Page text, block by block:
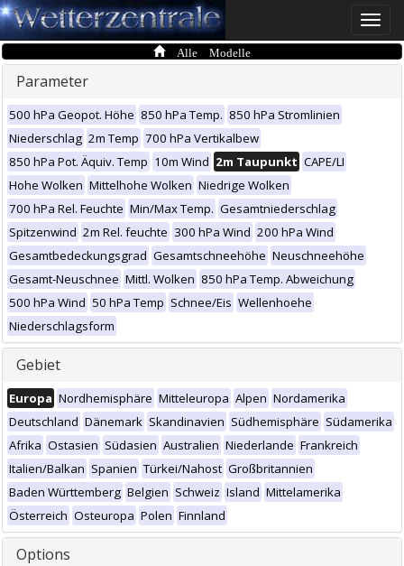
Toggle
Alle Modelle
Parameter
500 hPa Geopot. Höhe 850 hPa Temp. 850 hPa Stromlinien
Niederschlag 2m Temp 700 hPa Vertikalbew
850 hPa Pot. Äquiv. Temp 10m Wind 2m Taupunkt CAPE/LI
Hohe Wolken Mittelhohe Wolken Niedrige Wolken
700 hPa Rel. Feuchte Min/Max Temp. Gesamtniederschlag
Spitzenwind 2m Rel. feuchte 300 hPa Wind 200 hPa Wind
Gesamtbedeckungsgrad Gesamtschneehöhe Neuschneehöhe
Gesamt-Neuschnee Mittl. Wolken 850 hPa Temp. Abweichung
500 hPa Wind 50 hPa Temp Schnee/Eis Wellenhoehe
Niederschlagsform
Gebiet
Europa Nordhemisphäre Mitteleuropa Alpen Nordamerika
Deutschland Dänemark Skandinavien Südhemisphäre Südamerika
Afrika Ostasien Südasien Australien Niederlande Frankreich
Italien/Balkan Spanien Türkei/Nahost Großbritannien
Baden Württemberg Belgien Schweiz Island Mittelamerika
Österreich Osteuropa Polen Finnland
Options